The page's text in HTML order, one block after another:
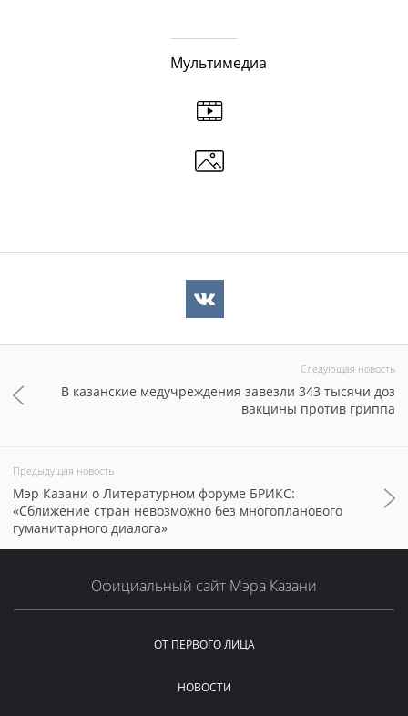
Мультимедиа
Следующая новость
В казанские медучреждения завезли 343 тысячи доз
вакцины против гриппа
Предыдущая новость
Мэр Казани о Литературном форуме БРИКС:
«Сближение стран невозможно без многопланового
гуманитарного диалога»
Официальный сайт Мэра Казани
ОТ ПЕРВОГО ЛИЦА
НОВОСТИ